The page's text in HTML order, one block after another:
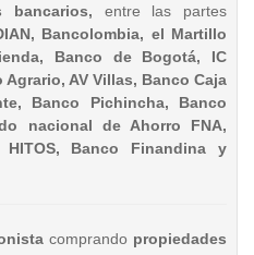
bancarios, entre las partes
Bancolombia, el Martillo
Banco de Bogotá, IC
AV Villas, Banco Caja
Banco Pichincha, Banco
nacional de Ahorro FNA,
HITOS, Banco Finandina y
comprando propiedades